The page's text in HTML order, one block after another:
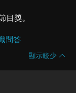
目獎。
問答
顯示較少